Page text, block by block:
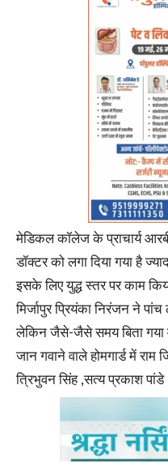
मेडिकल कॉलेज के प्राचार्य
डॉक्टर को लगा दिया गया है
इसके लिए युद्ध स्तर पर काम
मिर्जापुर प्रियंका निरंजन ने
लेकिन जैसे-जैसे समय बिता गया
जान गवाने वाले होमगार्ड में राम
त्रिभुवन सिंह ,सत्य प्रकाश